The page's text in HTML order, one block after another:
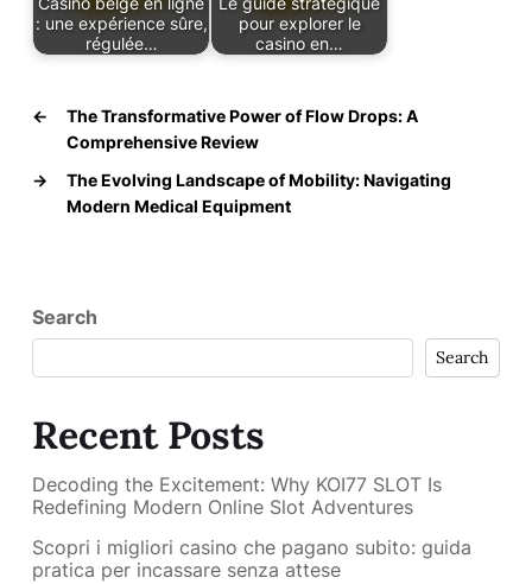
: une expérience sûre,
régulée…
pour explorer le
casino en…
←
The Transformative Power of Flow Drops: A
Comprehensive Review
→
The Evolving Landscape of Mobility: Navigating
Modern Medical Equipment
Search
Search
Recent Posts
Decoding the Excitement: Why KOI77 SLOT Is
Redefining Modern Online Slot Adventures
Scopri i migliori casino che pagano subito: guida
pratica per incassare senza attese